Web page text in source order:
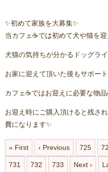
✨初めて家族を大募集✨
当カフェ☕️では初めて犬や猫を
犬猫の気持ちが分かるドッグラ
お家に迎えて頂いた後もサポー
カフェ☕️ではお迎えに必要な物
お迎え時にご購入頂けると残さ
費になります✨
« First ‹ Previous 725
731 732 733 Next ›